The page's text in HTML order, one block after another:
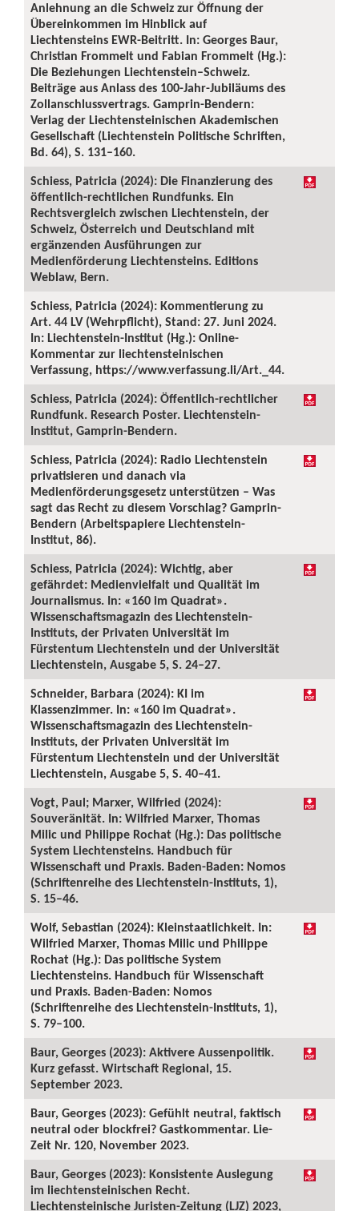
Anlehnung an die Schweiz zur Öffnung der
Übereinkommen im Hinblick auf
Liechtensteins EWR-Beitritt. In: Georges Baur,
Christian Frommelt und Fabian Frommelt (Hg.):
Die Beziehungen Liechtenstein–Schweiz.
Beiträge aus Anlass des 100-Jahr-Jubiläums des
Zollanschlussvertrags. Gamprin-Bendern:
Verlag der Liechtensteinischen Akademischen
Gesellschaft (Liechtenstein Politische Schriften,
Bd. 64), S. 131–160.
Schiess, Patricia (2024): Die Finanzierung des
öffentlich-rechtlichen Rundfunks. Ein
Rechtsvergleich zwischen Liechtenstein, der
Schweiz, Österreich und Deutschland mit
ergänzenden Ausführungen zur
Medienförderung Liechtensteins. Editions
Weblaw, Bern.
Schiess, Patricia (2024): Kommentierung zu
Art. 44 LV (Wehrpflicht), Stand: 27. Juni 2024.
In: Liechtenstein-Institut (Hg.): Online-
Kommentar zur liechtensteinischen
Verfassung, https://www.verfassung.li/Art._44.
Schiess, Patricia (2024): Öffentlich-rechtlicher
Rundfunk. Research Poster. Liechtenstein-
Institut, Gamprin-Bendern.
Schiess, Patricia (2024): Radio Liechtenstein
privatisieren und danach via
Medienförderungsgesetz unterstützen – Was
sagt das Recht zu diesem Vorschlag? Gamprin-
Bendern (Arbeitspapiere Liechtenstein-
Institut, 86).
Schiess, Patricia (2024): Wichtig, aber
gefährdet: Medienvielfalt und Qualität im
Journalismus. In: «160 im Quadrat».
Wissenschaftsmagazin des Liechtenstein-
Instituts, der Privaten Universität im
Fürstentum Liechtenstein und der Universität
Liechtenstein, Ausgabe 5, S. 24–27.
Schneider, Barbara (2024): KI im
Klassenzimmer. In: «160 im Quadrat».
Wissenschaftsmagazin des Liechtenstein-
Instituts, der Privaten Universität im
Fürstentum Liechtenstein und der Universität
Liechtenstein, Ausgabe 5, S. 40–41.
Vogt, Paul; Marxer, Wilfried (2024):
Souveränität. In: Wilfried Marxer, Thomas
Milic und Philippe Rochat (Hg.): Das politische
System Liechtensteins. Handbuch für
Wissenschaft und Praxis. Baden-Baden: Nomos
(Schriftenreihe des Liechtenstein-Instituts, 1),
S. 15–46.
Wolf, Sebastian (2024): Kleinstaatlichkeit. In:
Wilfried Marxer, Thomas Milic und Philippe
Rochat (Hg.): Das politische System
Liechtensteins. Handbuch für Wissenschaft
und Praxis. Baden-Baden: Nomos
(Schriftenreihe des Liechtenstein-Instituts, 1),
S. 79–100.
Baur, Georges (2023): Aktivere Aussenpolitik.
Kurz gefasst. Wirtschaft Regional, 15.
September 2023.
Baur, Georges (2023): Gefühlt neutral, faktisch
neutral oder blockfrei? Gastkommentar. Lie-
Zeit Nr. 120, November 2023.
Baur, Georges (2023): Konsistente Auslegung
im liechtensteinischen Recht.
Liechtensteinische Juristen-Zeitung (LJZ) 2023,